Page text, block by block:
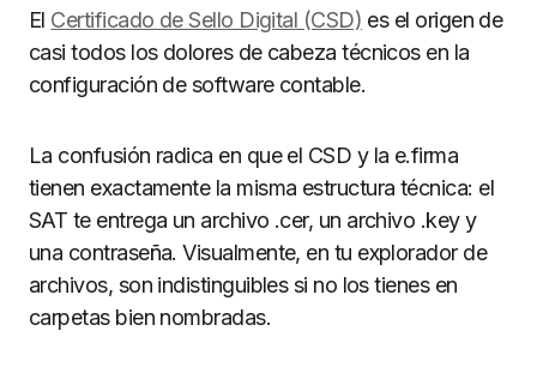
El Certificado de Sello Digital (CSD) es el origen de
casi todos los dolores de cabeza técnicos en la
configuración de software contable.
La confusión radica en que el CSD y la e.firma
tienen exactamente la misma estructura técnica: el
SAT te entrega un archivo .cer, un archivo .key y
una contraseña. Visualmente, en tu explorador de
archivos, son indistinguibles si no los tienes en
carpetas bien nombradas.